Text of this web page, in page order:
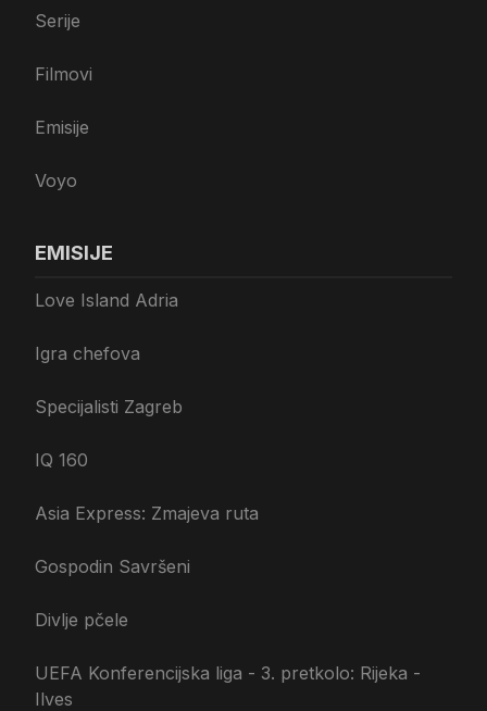
Serije
Filmovi
Emisije
Voyo
EMISIJE
Love Island Adria
Igra chefova
Specijalisti Zagreb
IQ 160
Asia Express: Zmajeva ruta
Gospodin Savršeni
Divlje pčele
UEFA Konferencijska liga - 3. pretkolo: Rijeka -
Ilves